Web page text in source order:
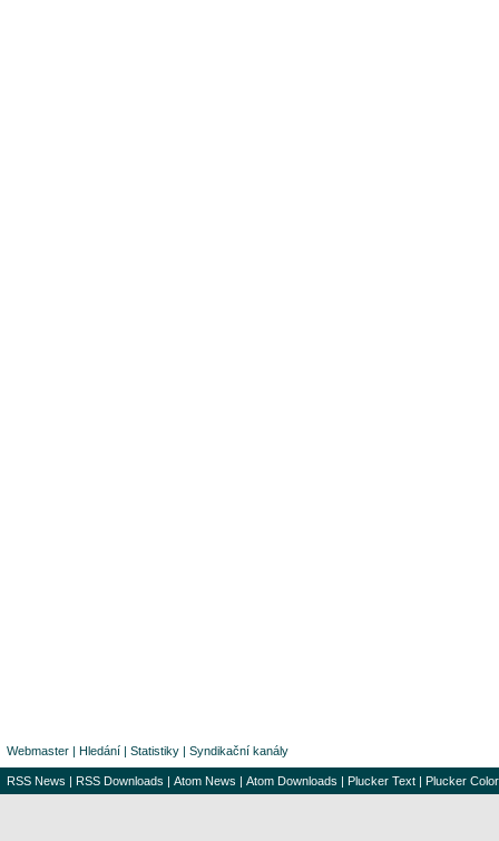
Webmaster | Hledání | Statistiky | Syndikační kanály
RSS News | RSS Downloads | Atom News | Atom Downloads | Plucker Text | Plucker Color